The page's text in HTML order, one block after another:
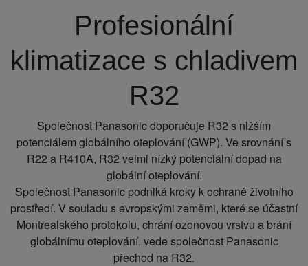
Profesionální
klimatizace s chladivem
R32
Společnost Panasonic doporučuje R32 s nižším
potenciálem globálního oteplování (GWP). Ve srovnání s
R22 a R410A, R32 velmi nízký potenciální dopad na
globální oteplování.
Společnost Panasonic podniká kroky k ochraně životního
prostředí. V souladu s evropskými zeměmi, které se účastní
Montrealského protokolu, chrání ozonovou vrstvu a brání
globálnímu oteplování, vede společnost Panasonic
přechod na R32.